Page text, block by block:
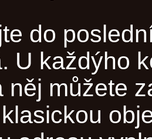
do
U každýho
něj můžete